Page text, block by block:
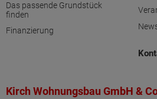
Das passende Grundstück
finden
Finanzierung
Kirch Wohnungsbau GmbH &